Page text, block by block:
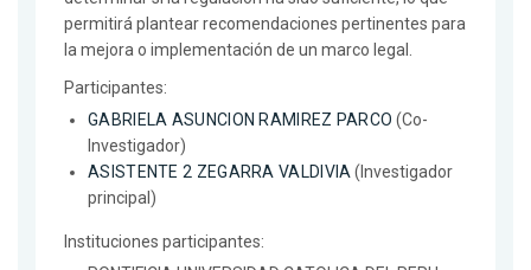
permitirá plantear recomendaciones pertinentes para
la mejora o implementación de un marco legal.
Participantes:
GABRIELA ASUNCION RAMIREZ PARCO (Co-
Investigador)
ASISTENTE 2 ZEGARRA VALDIVIA(Investigador
principal)
Instituciones participantes: